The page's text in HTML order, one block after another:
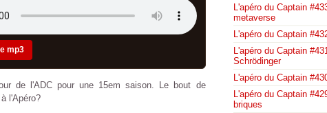
mp3
de l'ADC pour une 15em saison. Le bout de
l'Apéro?
L'apéro du Captain
metaverse
L'apéro du Captain
L'apéro du Captain
Schrödinger
L'apéro du Captain
L'apéro du Captain
briques